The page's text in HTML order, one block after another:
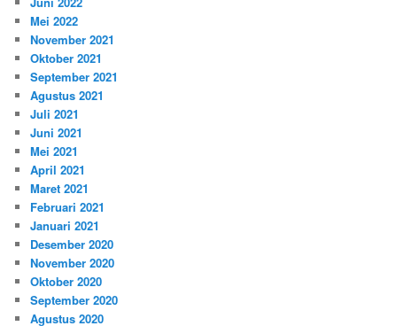
Mei 2022
November 2021
Oktober 2021
September 2021
Agustus 2021
Juli 2021
Juni 2021
Mei 2021
April 2021
Maret 2021
Februari 2021
Januari 2021
Desember 2020
November 2020
Oktober 2020
September 2020
Agustus 2020